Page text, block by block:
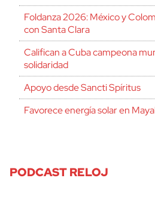
Foldanza 2026: México y
con Santa Clara
Califican a Cuba campeona
solidaridad
Apoyo desde Sancti Spíritus
Favorece energía solar en
PODCAST RELOJ